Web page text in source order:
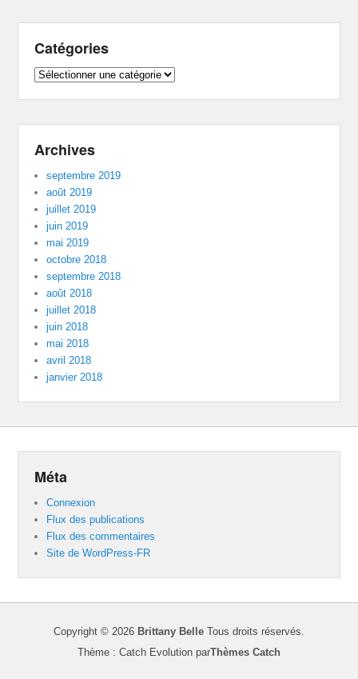
Catégories
Catégories
Archives
septembre 2019
août 2019
juillet 2019
juin 2019
mai 2019
octobre 2018
septembre 2018
août 2018
juillet 2018
juin 2018
mai 2018
avril 2018
janvier 2018
Méta
Connexion
Flux des publications
Flux des commentaires
Site de WordPress-FR
Copyright © 2026 Brittany Belle Tous droits réservés.
Thème : Catch Evolution parThèmes Catch